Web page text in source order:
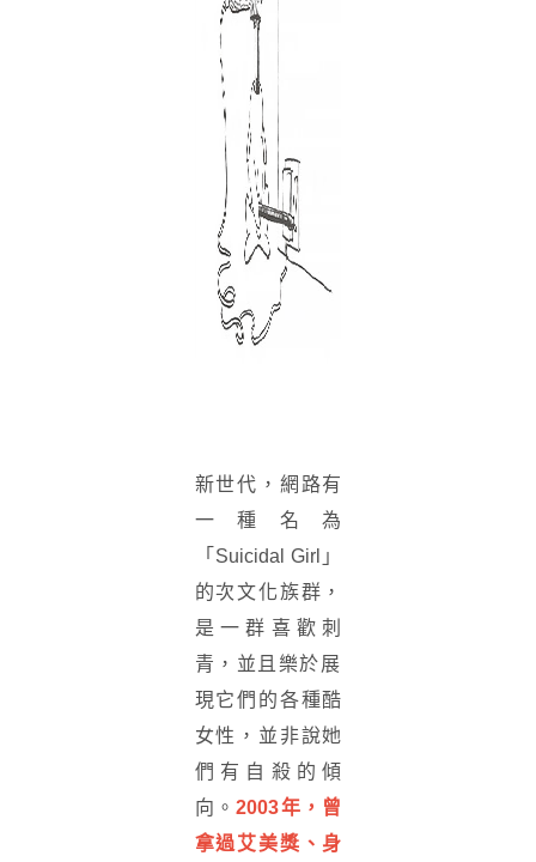
新世代，網路有
一種名為
「Suicidal Girl」
的次文化族群，
是一群喜歡刺
青， 並且樂於展
現它們的各種酷
女性，並非說她
們有自殺的傾
向。2003年，曾
拿過艾美獎、身